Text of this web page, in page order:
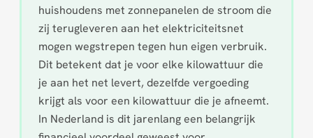
huishoudens met zonnepanelen de stroom die
zij terugleveren aan het elektriciteitsnet
mogen wegstrepen tegen hun eigen verbruik.
Dit betekent dat je voor elke kilowattuur die
je aan het net levert, dezelfde vergoeding
krijgt als voor een kilowattuur die je afneemt.
In Nederland is dit jarenlang een belangrijk